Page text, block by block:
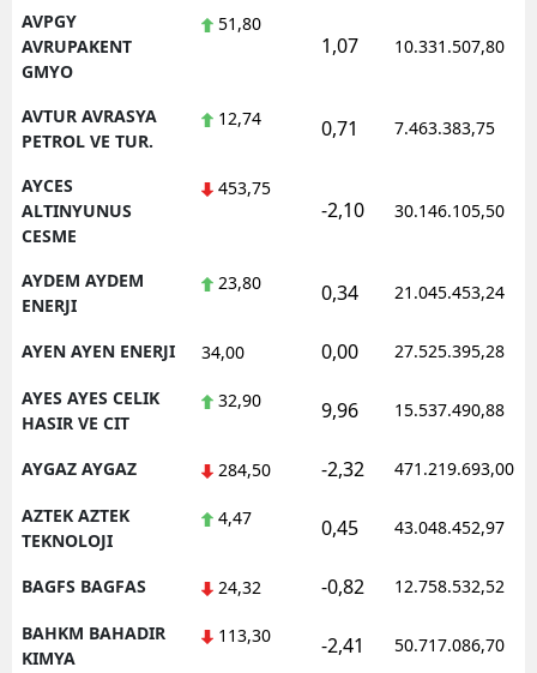
AVPGY
AVRUPAKENT
GMYO
51,80
1,07 10.331.507,80
AVTUR AVRASYA
PETROL VE TUR.
12,74 0,71 7.463.383,75
AYCES
ALTINYUNUS
CESME
453,75
-2,10 30.146.105,50
AYDEM AYDEM
ENERJI
23,80 0,34 21.045.453,24
AYEN AYEN ENERJI 34,00 0,00 27.525.395,28
AYES AYES CELIK
HASIR VE CIT
32,90 9,96 15.537.490,88
AYGAZ AYGAZ 284,50 -2,32 471.219.693,00
AZTEK AZTEK
TEKNOLOJI
4,47 0,45 43.048.452,97
BAGFS BAGFAS 24,32 -0,82 12.758.532,52
BAHKM BAHADIR
KIMYA
113,30 -2,41 50.717.086,70